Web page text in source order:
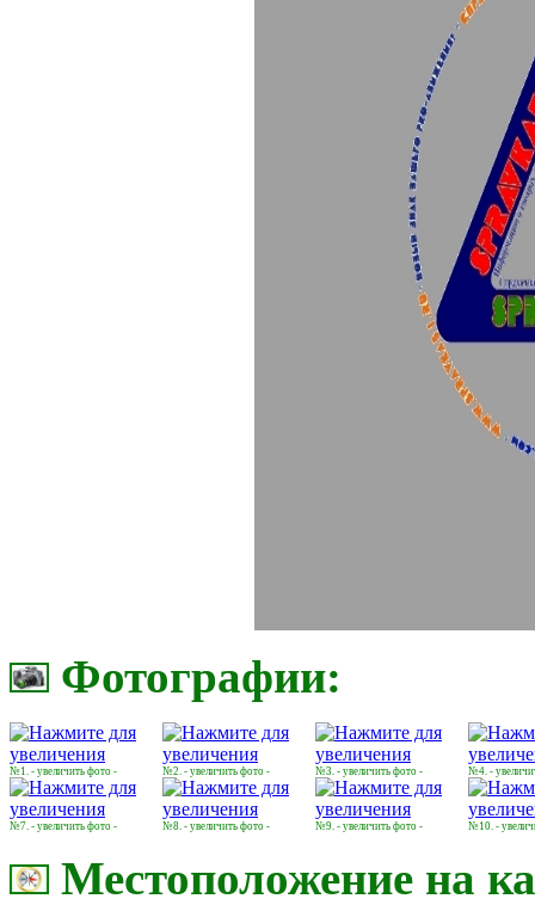
Фотографии:
№1. - увеличить фото - №2. - увеличить фото - №3. - увеличить фото - №4. -
№7. - увеличить фото - №8. - увеличить фото - №9. - увеличить фото - №10. -
Местоположение на